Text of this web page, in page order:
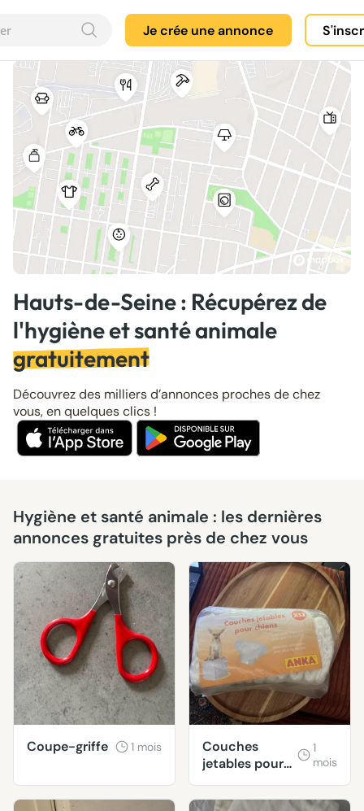
Je crée une annonce
Hauts-de-Seine : Récupérez de
l'hygiène et santé animale
gratuitement
Découvrez des milliers d’annonces proches de chez
vous, en quelques clics !
Hygiène et santé animale : les dernières
annonces gratuites près de chez vous
Coupe-griffe 1 mois
Couches
jetables pour
petit chien
1
mois